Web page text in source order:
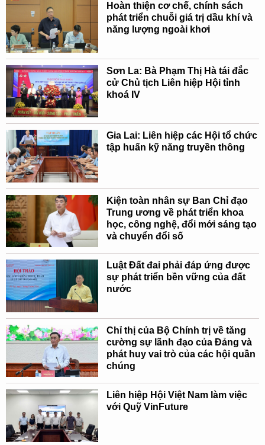
Hoàn thiện cơ chế, chính sách
phát triển chuỗi giá trị dầu khí và
năng lượng ngoài khơi
Sơn La: Bà Phạm Thị Hà tái đắc
cử Chủ tịch Liên hiệp Hội tỉnh
khoá IV
Gia Lai: Liên hiệp các Hội tổ chức
tập huấn kỹ năng truyền thông
Kiện toàn nhân sự Ban Chỉ đạo
Trung ương về phát triển khoa
học, công nghệ, đổi mới sáng tạo
và chuyển đổi số
Luật Đất đai phải đáp ứng được
sự phát triển bền vững của đất
nước
Chỉ thị của Bộ Chính trị về tăng
cường sự lãnh đạo của Đảng và
phát huy vai trò của các hội quần
chúng
Liên hiệp Hội Việt Nam làm việc
với Quỹ VinFuture